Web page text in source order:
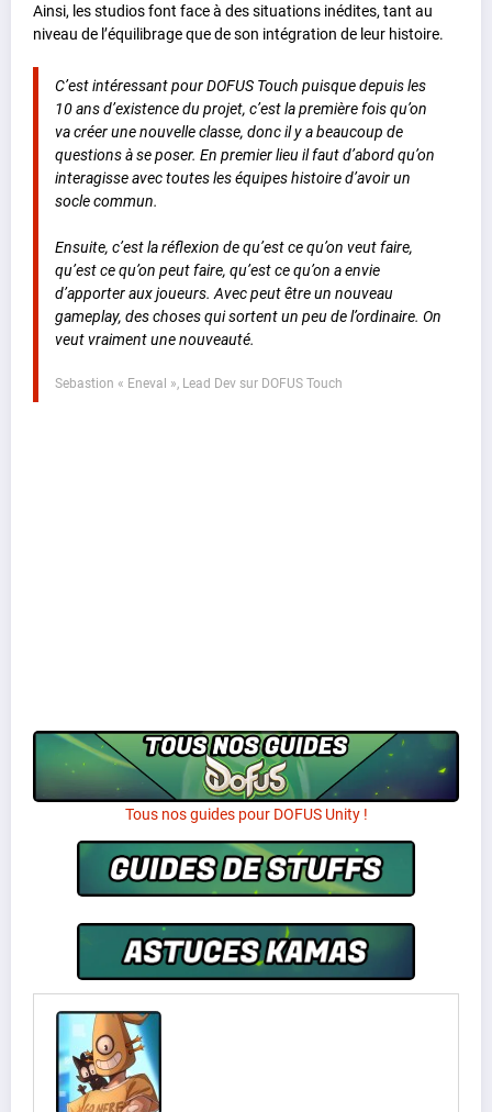
Ainsi, les studios font face à des situations inédites, tant au
niveau de l’équilibrage que de son intégration de leur histoire.
C’est intéressant pour DOFUS Touch puisque depuis les
10 ans d’existence du projet, c’est la première fois qu’on
va créer une nouvelle classe, donc il y a beaucoup de
questions à se poser. En premier lieu il faut d’abord qu’on
interagisse avec toutes les équipes histoire d’avoir un
socle commun.
Ensuite, c’est la réflexion de qu’est ce qu’on veut faire,
qu’est ce qu’on peut faire, qu’est ce qu’on a envie
d’apporter aux joueurs. Avec peut être un nouveau
gameplay, des choses qui sortent un peu de l’ordinaire. On
veut vraiment une nouveauté.
Sebastion « Eneval », Lead Dev sur DOFUS Touch
Tous nos guides pour DOFUS Unity !